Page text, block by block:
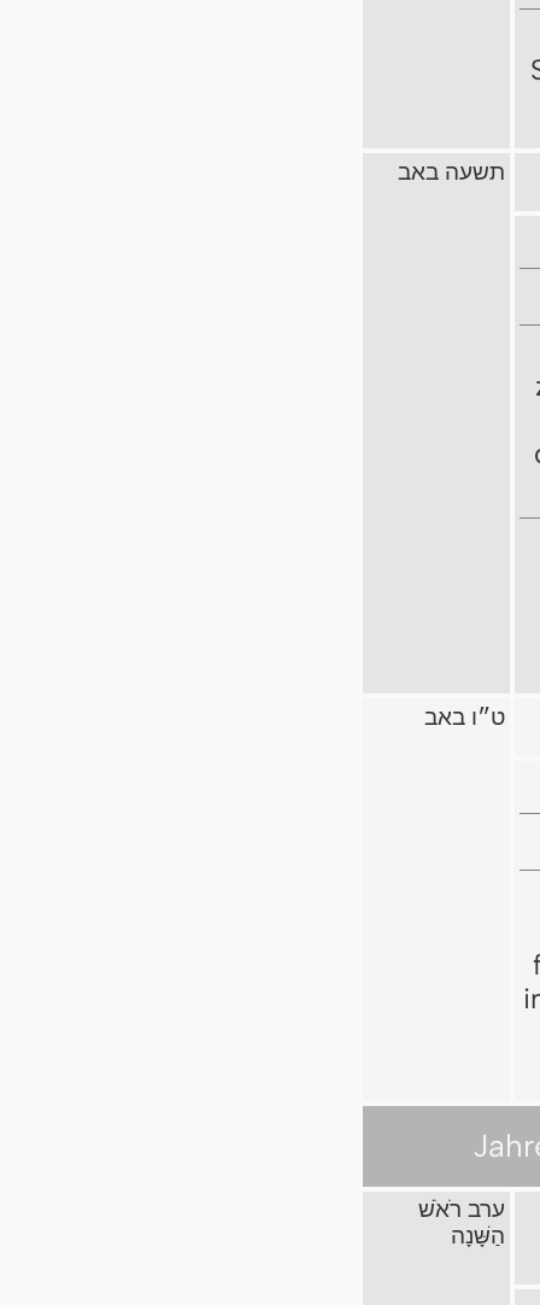
תשעה באב
ט״ו באב
ערב רֹאֹשׁ
הַשָּׁנָה